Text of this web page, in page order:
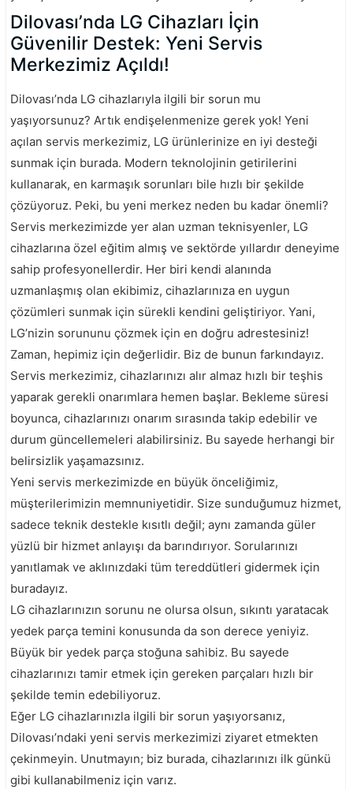
Dilovası’nda LG Cihazları İçin
Güvenilir Destek: Yeni Servis
Merkezimiz Açıldı!
Dilovası’nda LG cihazlarıyla ilgili bir sorun mu
yaşıyorsunuz? Artık endişelenmenize gerek yok! Yeni
açılan servis merkezimiz, LG ürünlerinize en iyi desteği
sunmak için burada. Modern teknolojinin getirilerini
kullanarak, en karmaşık sorunları bile hızlı bir şekilde
çözüyoruz. Peki, bu yeni merkez neden bu kadar önemli?
Servis merkezimizde yer alan uzman teknisyenler, LG
cihazlarına özel eğitim almış ve sektörde yıllardır deneyime
sahip profesyonellerdir. Her biri kendi alanında
uzmanlaşmış olan ekibimiz, cihazlarınıza en uygun
çözümleri sunmak için sürekli kendini geliştiriyor. Yani,
LG’nizin sorununu çözmek için en doğru adrestesiniz!
Zaman, hepimiz için değerlidir. Biz de bunun farkındayız.
Servis merkezimiz, cihazlarınızı alır almaz hızlı bir teşhis
yaparak gerekli onarımlara hemen başlar. Bekleme süresi
boyunca, cihazlarınızı onarım sırasında takip edebilir ve
durum güncellemeleri alabilirsiniz. Bu sayede herhangi bir
belirsizlik yaşamazsınız.
Yeni servis merkezimizde en büyük önceliğimiz,
müşterilerimizin memnuniyetidir. Size sunduğumuz hizmet,
sadece teknik destekle kısıtlı değil; aynı zamanda güler
yüzlü bir hizmet anlayışı da barındırıyor. Sorularınızı
yanıtlamak ve aklınızdaki tüm tereddütleri gidermek için
buradayız.
LG cihazlarınızın sorunu ne olursa olsun, sıkıntı yaratacak
yedek parça temini konusunda da son derece yeniyiz.
Büyük bir yedek parça stoğuna sahibiz. Bu sayede
cihazlarınızı tamir etmek için gereken parçaları hızlı bir
şekilde temin edebiliyoruz.
Eğer LG cihazlarınızla ilgili bir sorun yaşıyorsanız,
Dilovası’ndaki yeni servis merkezimizi ziyaret etmekten
çekinmeyin. Unutmayın; biz burada, cihazlarınızı ilk günkü
gibi kullanabilmeniz için varız.